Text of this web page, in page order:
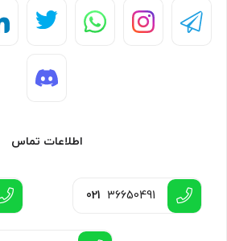
اطلاعات تماس
021 36650491